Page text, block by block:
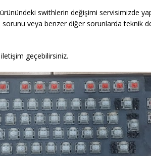
swithlerin değişimi servisimizde
veya benzer diğer sorunlarda teknik
geçebilirsiniz.